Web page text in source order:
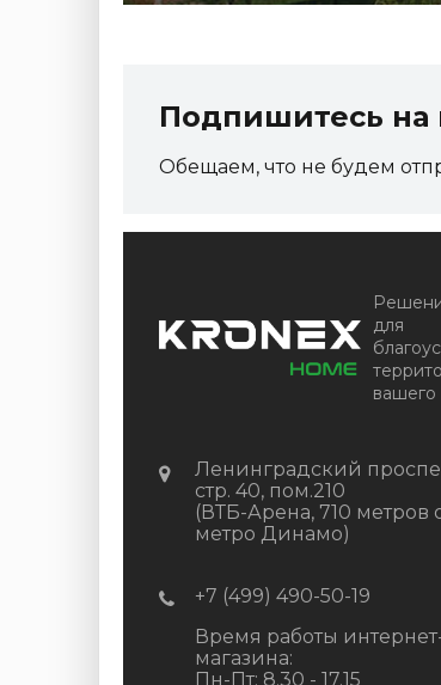
Подпишитесь на
Обещаем, что не будем
для
Ленинградский
стр. 40, пом.210
(ВТБ-Арена, 710 метров
метро Динамо)
+7 (499) 490-50-19
Время работы
магазина:
Пн-Пт: 8.30 - 17.15